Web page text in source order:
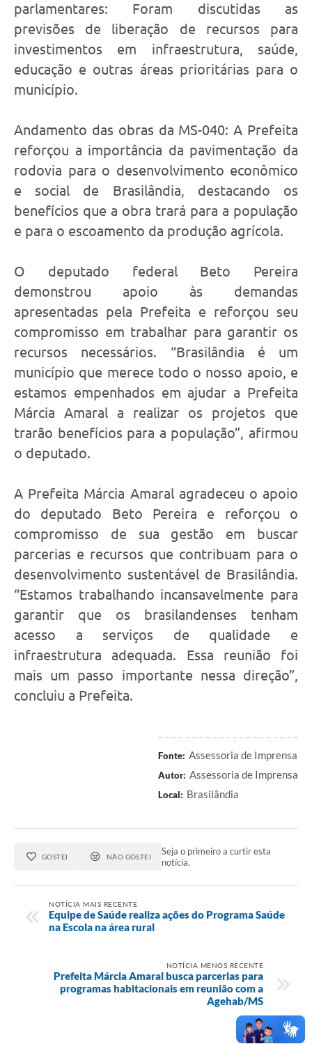
parlamentares: Foram discutidas as
previsões de liberação de recursos para
investimentos em infraestrutura, saúde,
educação e outras áreas prioritárias para o
município.
Andamento das obras da MS-040: A Prefeita
reforçou a importância da pavimentação da
rodovia para o desenvolvimento econômico
e social de Brasilândia, destacando os
benefícios que a obra trará para a população
e para o escoamento da produção agrícola.
O deputado federal Beto Pereira
demonstrou apoio às demandas
apresentadas pela Prefeita e reforçou seu
compromisso em trabalhar para garantir os
recursos necessários. “Brasilândia é um
município que merece todo o nosso apoio, e
estamos empenhados em ajudar a Prefeita
Márcia Amaral a realizar os projetos que
trarão benefícios para a população”, afirmou
o deputado.
A Prefeita Márcia Amaral agradeceu o apoio
do deputado Beto Pereira e reforçou o
compromisso de sua gestão em buscar
parcerias e recursos que contribuam para o
desenvolvimento sustentável de Brasilândia.
“Estamos trabalhando incansavelmente para
garantir que os brasilandenses tenham
acesso a serviços de qualidade e
infraestrutura adequada. Essa reunião foi
mais um passo importante nessa direção”,
concluiu a Prefeita.
Fonte: Assessoria de Imprensa
Autor: Assessoria de Imprensa
Local: Brasilândia
GOSTEI NÃO GOSTEI
Seja o primeiro a curtir esta
notícia.
NOTÍCIA MAIS RECENTE
Equipe de Saúde realiza ações do Programa Saúde
na Escola na área rural
NOTÍCIA MENOS RECENTE
Prefeita Márcia Amaral busca parcerias para
programas habitacionais em reunião com a
Agehab/MS